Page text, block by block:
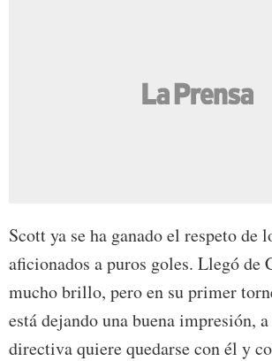
Scott ya se ha ganado el respeto de
aficionados a puros goles. Llegó de
mucho brillo, pero en su primer
está dejando una buena impresión,
directiva quiere quedarse con él y